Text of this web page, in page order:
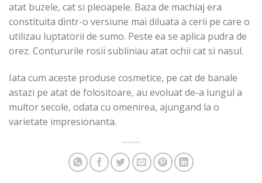
atat buzele, cat si pleoapele. Baza de machiaj era
constituita dintr-o versiune mai diluata a cerii pe care o
utilizau luptatorii de sumo. Peste ea se aplica pudra de
orez. Contururile rosii subliniau atat ochii cat si nasul.
Iata cum aceste produse cosmetice, pe cat de banale
astazi pe atat de folositoare, au evoluat de-a lungul a
multor secole, odata cu omenirea, ajungand la o
varietate impresionanta.